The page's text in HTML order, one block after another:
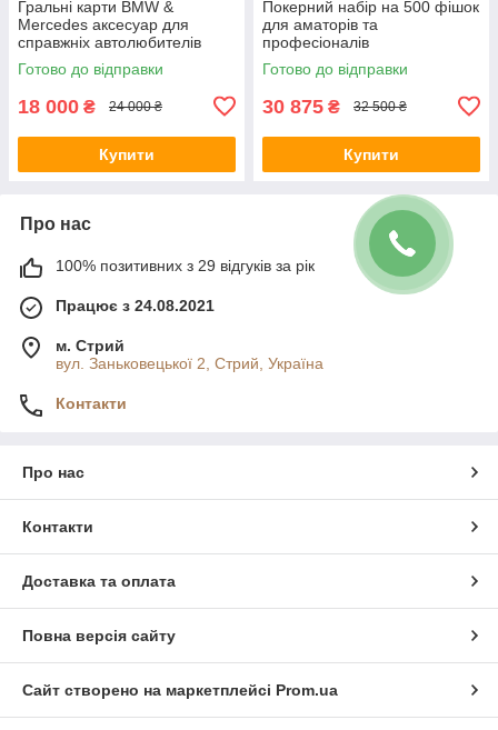
Гральні карти BMW &
Mercedes аксесуар для
справжніх автолюбителів
Готово до відправки
18 000 ₴ 24 000 ₴
Купити
Покерний набір на 500 фішок
для аматорів та
професіоналів
Готово до відправки
30 875 ₴ 32 500 ₴
Купити
Про нас
100% позитивних з 29 відгуків за рік
Працює з 24.08.2021
м. Стрий
вул. Заньковецької 2, Стрий, Україна
Контакти
Про нас
Контакти
Доставка та оплата
Повна версія сайту
Сайт створено на маркетплейсі Prom.ua